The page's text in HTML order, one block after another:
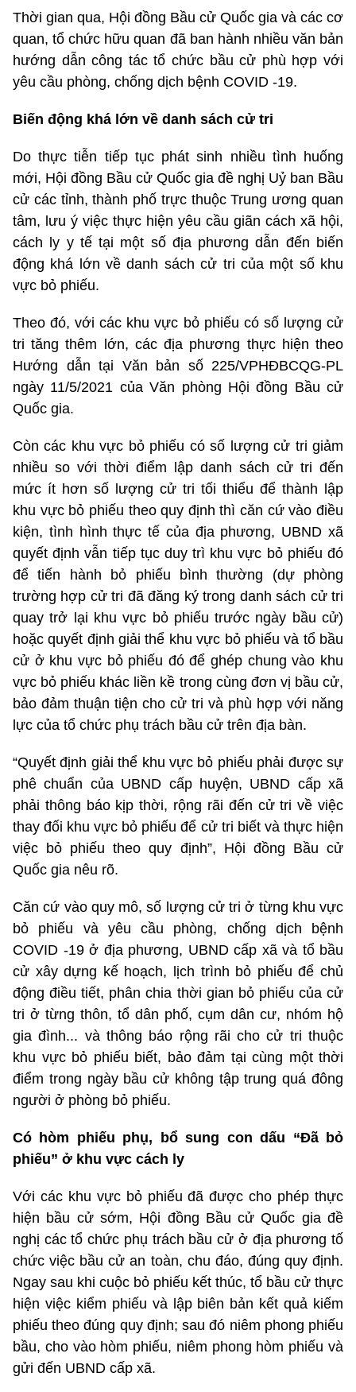
Thời gian qua, Hội đồng Bầu cử Quốc gia và các cơ
quan, tổ chức hữu quan đã ban hành nhiều văn bản
hướng dẫn công tác tổ chức bầu cử phù hợp với
yêu cầu phòng, chống dịch bệnh COVID -19.
Biến động khá lớn về danh sách cử tri
Do thực tiễn tiếp tục phát sinh nhiều tình huống
mới, Hội đồng Bầu cử Quốc gia đề nghị Uỷ ban Bầu
cử các tỉnh, thành phố trực thuộc Trung ương quan
tâm, lưu ý việc thực hiện yêu cầu giãn cách xã hội,
cách ly y tế tại một số địa phương dẫn đến biến
động khá lớn về danh sách cử tri của một số khu
vực bỏ phiếu.
Theo đó, với các khu vực bỏ phiếu có số lượng cử
tri tăng thêm lớn, các địa phương thực hiện theo
Hướng dẫn tại Văn bản số 225/VPHĐBCQG-PL
ngày 11/5/2021 của Văn phòng Hội đồng Bầu cử
Quốc gia.
Còn các khu vực bỏ phiếu có số lượng cử tri giảm
nhiều so với thời điểm lập danh sách cử tri đến
mức ít hơn số lượng cử tri tối thiểu để thành lập
khu vực bỏ phiếu theo quy định thì căn cứ vào điều
kiện, tình hình thực tế của địa phương, UBND xã
quyết định vẫn tiếp tục duy trì khu vực bỏ phiếu đó
để tiến hành bỏ phiếu bình thường (dự phòng
trường hợp cử tri đã đăng ký trong danh sách cử tri
quay trở lại khu vực bỏ phiếu trước ngày bầu cử)
hoặc quyết định giải thể khu vực bỏ phiếu và tổ bầu
cử ở khu vực bỏ phiếu đó để ghép chung vào khu
vực bỏ phiếu khác liền kề trong cùng đơn vị bầu cử,
bảo đảm thuận tiện cho cử tri và phù hợp với năng
lực của tổ chức phụ trách bầu cử trên địa bàn.
“Quyết định giải thể khu vực bỏ phiếu phải được sự
phê chuẩn của UBND cấp huyện, UBND cấp xã
phải thông báo kịp thời, rộng rãi đến cử tri về việc
thay đối khu vực bỏ phiếu để cử tri biết và thực hiện
việc bỏ phiếu theo quy định”, Hội đồng Bầu cử
Quốc gia nêu rõ.
Căn cứ vào quy mô, số lượng cử tri ở từng khu vực
bỏ phiếu và yêu cầu phòng, chống dịch bệnh
COVID -19 ở địa phương, UBND cấp xã và tổ bầu
cử xây dựng kế hoạch, lịch trình bỏ phiếu để chủ
động điều tiết, phân chia thời gian bỏ phiếu của cử
tri ở từng thôn, tổ dân phố, cụm dân cư, nhóm hộ
gia đình... và thông báo rộng rãi cho cử tri thuộc
khu vực bỏ phiếu biết, bảo đảm tại cùng một thời
điểm trong ngày bầu cử không tập trung quá đông
người ở phòng bỏ phiếu.
Có hòm phiếu phụ, bổ sung con dấu “Đã bỏ
phiếu” ở khu vực cách ly
Với các khu vực bỏ phiếu đã được cho phép thực
hiện bầu cử sớm, Hội đồng Bầu cử Quốc gia đề
nghị các tổ chức phụ trách bầu cử ở địa phương tố
chức việc bầu cử an toàn, chu đáo, đúng quy định.
Ngay sau khi cuộc bỏ phiếu kết thúc, tổ bầu cử thực
hiện việc kiểm phiếu và lập biên bản kết quả kiếm
phiếu theo đúng quy định; sau đó niêm phong phiếu
bầu, cho vào hòm phiếu, niêm phong hòm phiếu và
gửi đến UBND cấp xã.